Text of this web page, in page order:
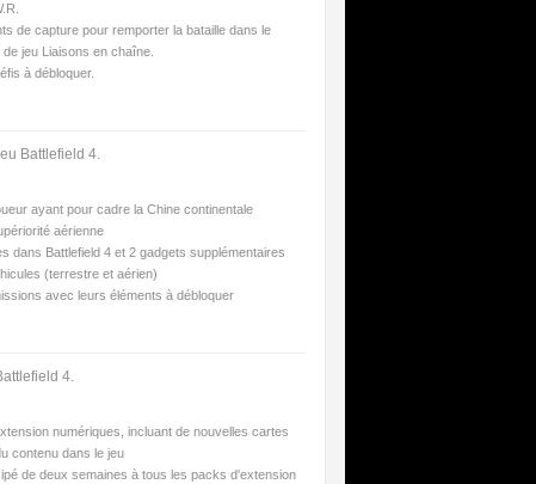
de capture pour remporter la bataille dans le
jeu Liaisons en chaîne.
à débloquer.
Battlefield 4.
ayant pour cadre la Chine continentale
aérienne
dans Battlefield 4 et 2 gadgets supplémentaires
(terrestre et aérien)
avec leurs éléments à débloquer
4.
numériques, incluant de nouvelles cartes
contenu dans le jeu
de deux semaines à tous les packs d'extension